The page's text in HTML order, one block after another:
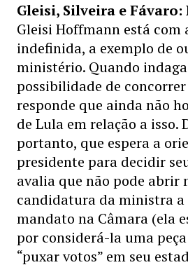
Gleisi, Silveira e Fávaro:
Gleisi Hoffmann está com
indefinida, a exemplo de
ministério. Quando
possibilidade de
responde que ainda não
de Lula em relação a isso.
portanto, que espera a
presidente para decidir
avalia que não pode abrir
candidatura da ministra a
mandato na Câmara (ela
por considerá-la uma
“puxar votos” em seu